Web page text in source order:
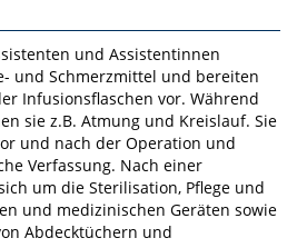
und Assistentinnen
und Schmerzmittel und bereiten
Infusionsflaschen vor. Während
sie z.B. Atmung und Kreislauf. Sie
und nach der Operation und
Verfassung. Nach einer
um die Sterilisation, Pflege und
und medizinischen Geräten sowie
Abdecktüchern und